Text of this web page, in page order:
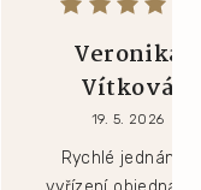
Veronika
Vítková
19. 5. 2026
Rychlé jednání a